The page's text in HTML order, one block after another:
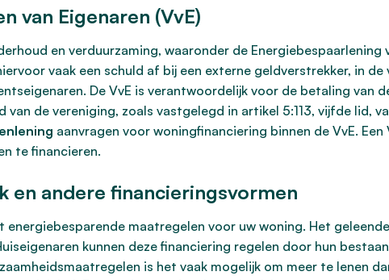
van Eigenaren (VvE)
en verduurzaming, waaronder de Energiebespaarlening
vaak een schuld af bij een externe geldverstrekker, in de
De VvE is verantwoordelijk voor de betaling van
van de vereniging, zoals vastgelegd in artikel 5:113, vijfde lid,
aanvragen voor woningfinanciering binnen de VvE.
te financieren.
en andere financieringsvormen
energiebesparende maatregelen voor uw woning. Het
kunnen deze financiering regelen door hun
is het vaak mogelijk om meer te lenen